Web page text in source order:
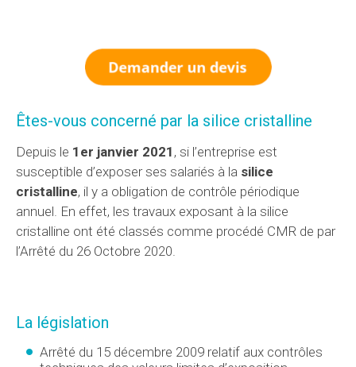
Êtes-vous concerné par la silice cristalline
Depuis le 1er janvier 2021 , si l’entreprise est
susceptible d’exposer ses salariés à la silice
cristalline, il y a obligation de contrôle périodique
annuel. En effet, les travaux exposant à la silice
cristalline ont été classés comme procédé CMR de par
l’Arrêté du 26 Octobre 2020.
La législation
Arrêté du 15 décembre 2009 relatif aux contrôles